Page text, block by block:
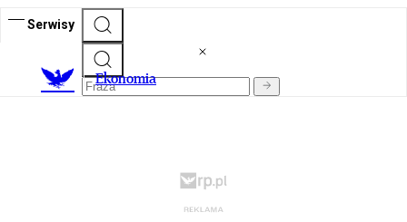
Serwisy
Ekonomia